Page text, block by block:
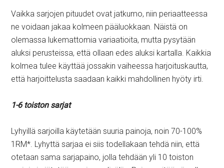
Vaikka sarjojen pituudet ovat jatkumo, niin periaatteessa
ne voidaan jakaa kolmeen pääluokkaan. Näistä on
olemassa lukemattomia variaatioita, mutta pysytään
aluksi perusteissa, että ollaan edes aluksi kartalla. Kaikkia
kolmea tulee käyttää jossakin vaiheessa harjoituskautta,
että harjoittelusta saadaan kaikki mahdollinen hyöty irti.
1-6 toiston sarjat
Lyhyillä sarjoilla käytetään suuria painoja, noin 70-100%
1RM*. Lyhyttä sarjaa ei siis todellakaan tehdä niin, että
otetaan sama sarjapaino, jolla tehdään yli 10 toiston